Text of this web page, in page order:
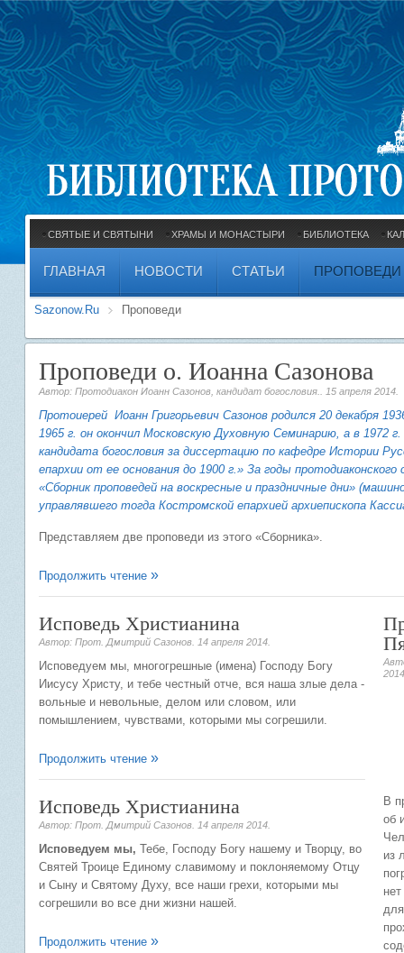
СВЯТЫЕ И СВЯТЫНИ ХРАМЫ И МОНАСТЫРИ БИБЛИОТЕКА
ГЛАВНАЯ НОВОСТИ СТАТЬИ ПРОПОВЕДИ
Sazonow.Ru Проповеди
Проповеди о. Иоанна Сазонова
Автор: Протодиакон Иоанн Сазонов, кандидат богословия.. 15 апреля 2014
Протоиерей Иоанн Григорьевич Сазонов родился 20 декабря
1965 г. он окончил Московскую Духовную Семинарию, а в 1972
кандидата богословия за диссертацию по кафедре Истории
епархии от ее основания до 1900 г.» За годы
«Сборник проповедей на воскресные и праздничные дни»
управлявшего тогда Костромской епархией архиепископа
Представляем две проповеди из этого «Сборника».
Продолжить чтение
Исповедь Христианина
Автор: Прот. Дмитрий Сазонов. 14 апреля 2014
Исповедуем мы, многогрешные (имена) Господу Богу
Иисусу Христу, и тебе честный отче, вся наша злые дела -
вольные и невольные, делом или словом, или
помышлением, чувствами, которыми мы согрешили.
Продолжить чтение
Исповедь Христианина
Автор: Прот. Дмитрий Сазонов. 14 апреля 2014
Исповедуем мы, Тебе, Господу Богу нашему и Творцу, во
Святей Троице Единому славимому и поклоняемому Отцу
и Сыну и Святому Духу, все наши грехи, которыми мы
согрешили во все дни жизни нашей.
Продолжить чтение
2014
В
об
из